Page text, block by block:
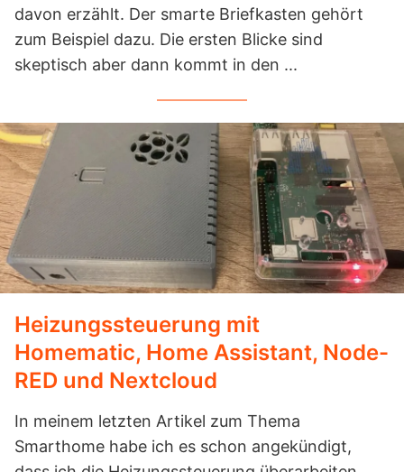
davon erzählt. Der smarte Briefkasten gehört
zum Beispiel dazu. Die ersten Blicke sind
skeptisch aber dann kommt in den ...
Heizungssteuerung mit
Homematic, Home Assistant, Node-
RED und Nextcloud
In meinem letzten Artikel zum Thema
Smarthome habe ich es schon angekündigt,